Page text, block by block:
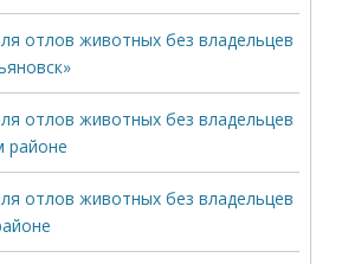
отлов животных без владельцев
отлов животных без владельцев
районе
отлов животных без владельцев